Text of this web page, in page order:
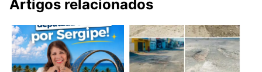
Artigos relacionados